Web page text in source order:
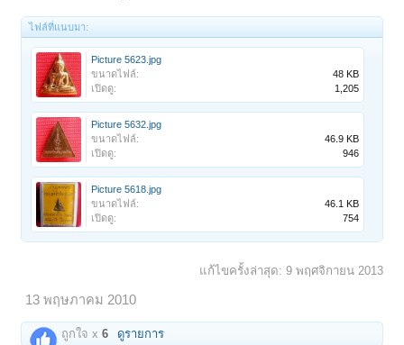
ไฟล์ที่แนบมา:
Picture 5623.jpg
ขนาดไฟล์:
48 KB
เปิดดู:
1,205
Picture 5632.jpg
ขนาดไฟล์:
46.9 KB
เปิดดู:
946
Picture 5618.jpg
ขนาดไฟล์:
46.1 KB
เปิดดู:
754
แก้ไขครั้งล่าสุด: 9 พฤศจิกายน 2013
13 พฤษภาคม 2010
ถูกใจ x6 ดูรายการ